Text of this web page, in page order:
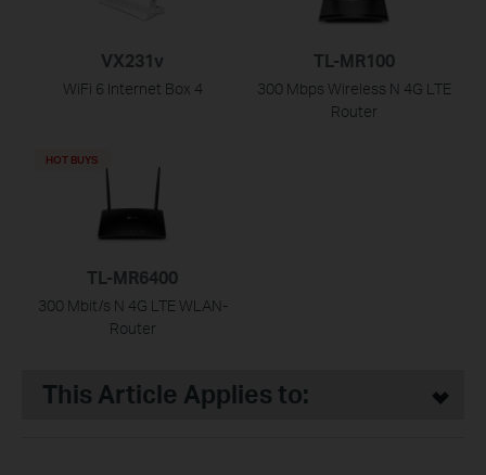
VX231v
WiFi 6 Internet Box 4
TL-MR100
300 Mbps Wireless N 4G LTE
Router
TL-MR6400
300 Mbit/s N 4G LTE WLAN-
Router
HOT BUYS
This Article Applies to: